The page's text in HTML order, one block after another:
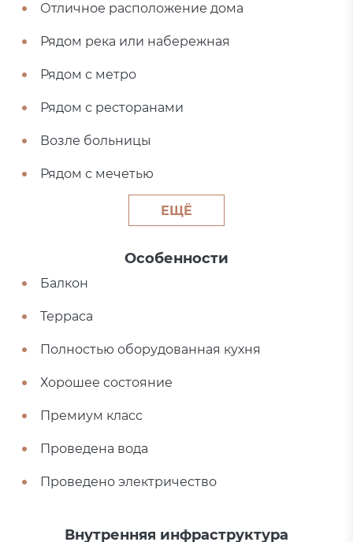
Отличное расположение дома
Рядом река или набережная
Рядом с метро
Рядом с ресторанами
Возле больницы
Рядом с мечетью
ЕЩЁ
Особенности
Балкон
Терраса
Полностью оборудованная кухня
Хорошее состояние
Премиум класс
Проведена вода
Проведено электричество
Внутренняя инфраструктура